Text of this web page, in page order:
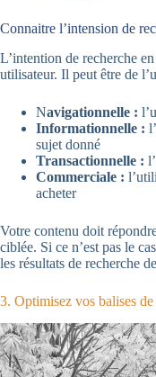
Connaitre l’intension de
L’intention de recherche en
utilisateur. Il peut être de
Navigationnelle :
Informationnelle :
sujet donné
Transactionnelle :
Commerciale :
acheter
Votre contenu doit
ciblée. Si ce n’est pas le
les résultats de recherche
3. Optimisez vos balises